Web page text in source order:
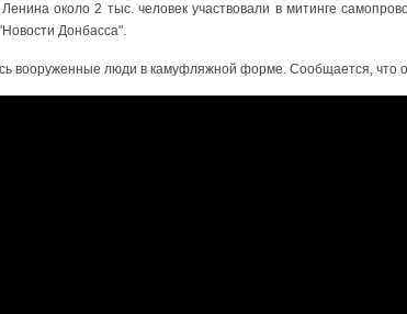
около 2 тыс. человек участвовали в митинге
Донбасса".
вооруженные люди в камуфляжной форме. Сообщается, что